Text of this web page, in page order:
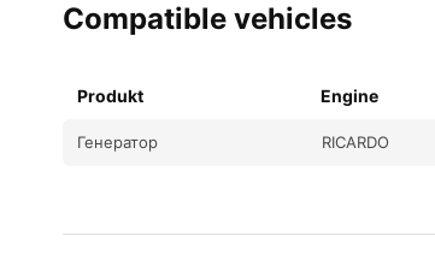
Compatible vehicles
Produkt Engine
Генератор RICARDO